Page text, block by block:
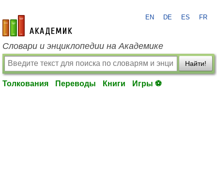
academic.ru
EN DE ES FR
Словари и энциклопедии на Академике
Найти!
Толкования Переводы Книги Игры ⚽